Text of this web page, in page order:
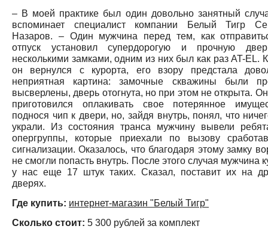
– В моей практике был один довольно занятный
вспоминает специалист компании Белый Тигр
Назаров. – Один мужчина перед тем, как
отпуск установил супердорогую и прочную
несколькими замками, одним из них был как раз AT-EL.
он вернулся с курорта, его взору предстала
неприятная картина: замочные скважины были
высверлены, дверь отогнута, но при этом не открыта.
приготовился оплакивать свое потерянное
поднося чип к двери, но, зайдя внутрь, понял, что
украли. Из состояния транса мужчину вывели
опергруппы, которые приехали по вызову
сигнализации. Оказалось, что благодаря этому замку
не смогли попасть внутрь. После этого случая мужчина
у нас еще 17 штук таких. Сказал, поставит их на
дверях.
Где купить: интернет-магазин "Белый Тигр"
Сколько стоит: 5 300 рублей за комплект